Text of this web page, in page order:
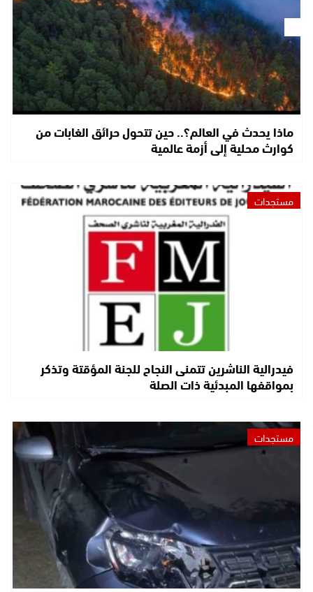
ماذا يحدث في العالم؟.. حين تتحول حرائق الغابات من
كوارث محلية إلى أزمة عالمية
مستجدات
فيدرالية الناشرين تتمنى النجاح للجنة المؤقتة وتذكر
بمواقفها المبدئية ذات الصلة
مستجدات